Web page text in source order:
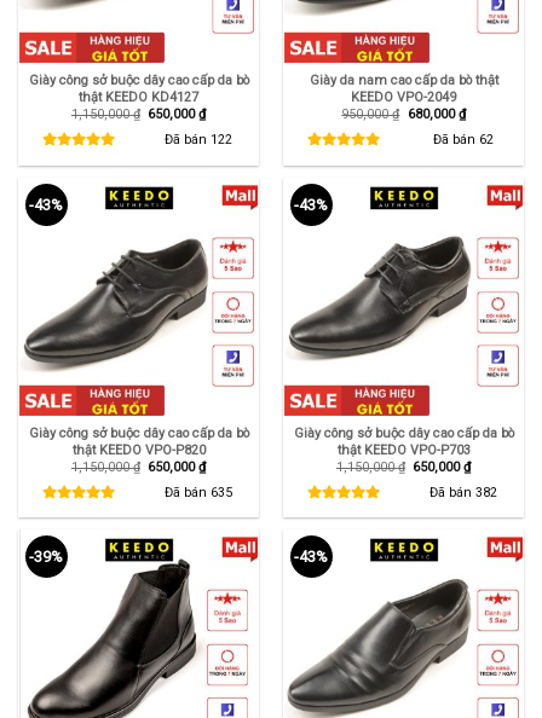
Giày công sở buộc dây cao cấp da bò
thật KEEDO KD4127
1,150,000₫ Giá
650,000₫Giá
hiện
tại
Đã bán 122
Giày da nam cao cấp da bò thật
KEEDO VPO-2049
950,000₫ Giá
680,000₫Giá
hiện
tại
Đã bán 62
-43%
Giày công sở buộc dây cao cấp da bò
thật KEEDO VPO-P820
1,150,000₫ Giá
1,150,000 ₫.
650,000₫Giá
hiện
tại
là:
650,000 ₫.
Đã bán 635
-43%
Giày công sở buộc dây cao cấp da bò
thật KEEDO VPO-P703
1,150,000₫ Giá
1,150,000 ₫.
650,000₫Giá
hiện
tại
là:
650,000 ₫.
Đã bán 382
-39% -43%